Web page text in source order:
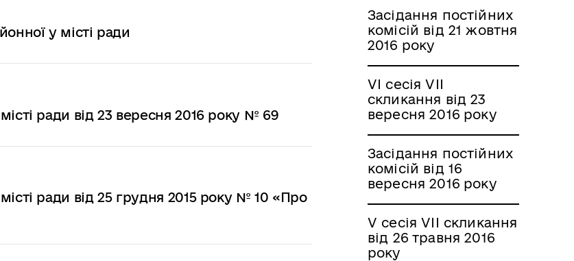
у місті ради
ради від 23 вересня 2016 року № 69
ради від 25 грудня 2015 року № 10 «Про
Засідання постійних
комісій від 21 жовтня
2016 року
VI сесія VII
скликання від 23
вересня 2016 року
Засідання постійних
комісій від 16
вересня 2016 року
V сесія VII скликання
від 26 травня 2016
року